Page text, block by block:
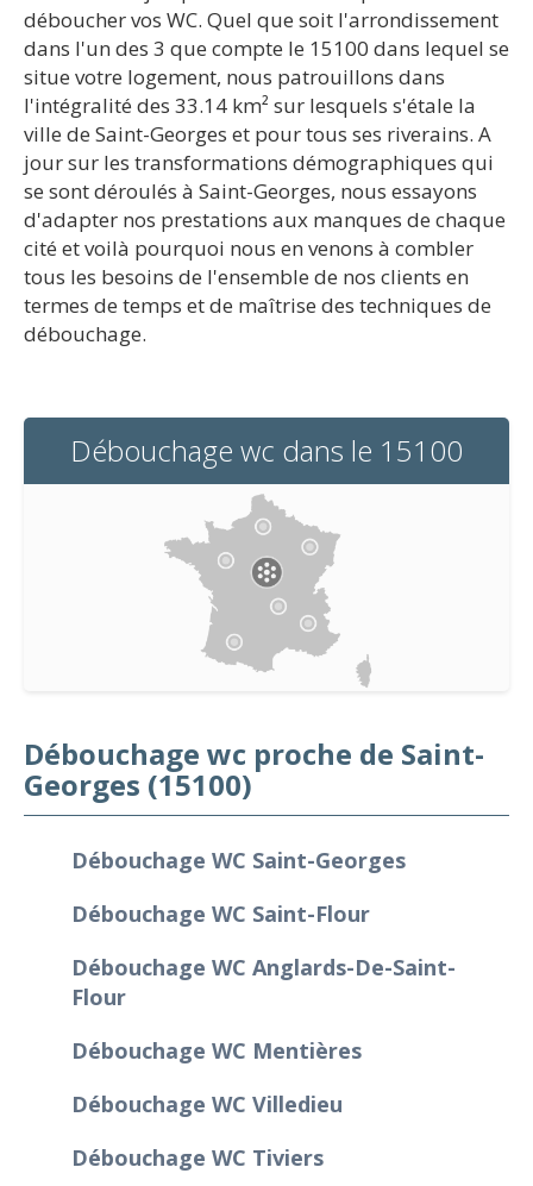
déboucher vos WC. Quel que soit l'arrondissement
dans l'un des 3 que compte le 15100 dans lequel se
situe votre logement, nous patrouillons dans
l'intégralité des 33.14 km² sur lesquels s'étale la
ville de Saint-Georges et pour tous ses riverains. A
jour sur les transformations démographiques qui
se sont déroulés à Saint-Georges, nous essayons
d'adapter nos prestations aux manques de chaque
cité et voilà pourquoi nous en venons à combler
tous les besoins de l'ensemble de nos clients en
termes de temps et de maîtrise des techniques de
débouchage.
Débouchage wc dans le 15100
Débouchage wc proche de Saint-
Georges (15100)
Débouchage WC Saint-Georges
Débouchage WC Saint-Flour
Débouchage WC Anglards-De-Saint-
Flour
Débouchage WC Mentières
Débouchage WC Villedieu
Débouchage WC Tiviers